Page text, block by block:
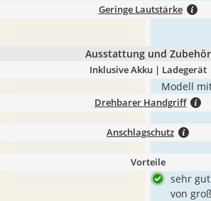
Geringe Lautstärke
Ausstattung und Zubehör
Inklusive Akku | Ladegerät
Modell
Drehbarer Handgriff
Anschlagschutz
Vorteile
sehr
von